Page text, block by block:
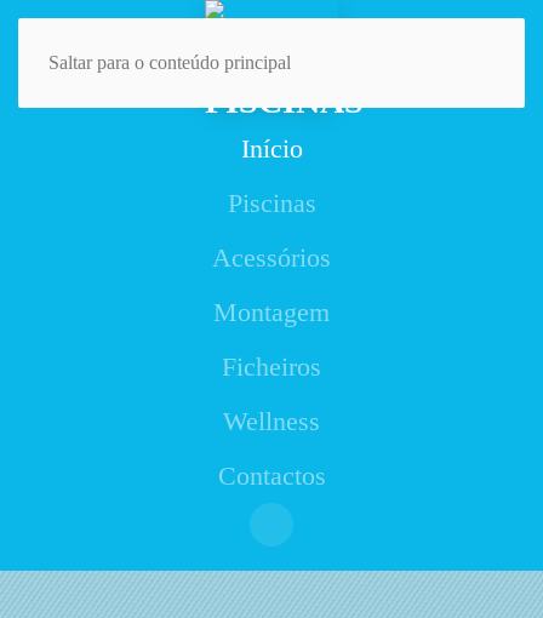
Saltar para o conteúdo principal
Início
Piscinas
Acessórios
Montagem
Ficheiros
Wellness
Contactos